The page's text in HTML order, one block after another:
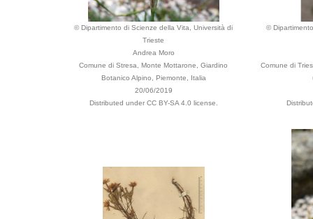
© Dipartimento di Scienze della Vita, Università di
Trieste
Andrea Moro
Comune di Stresa, Monte Mottarone, Giardino
Botanico Alpino, Piemonte, Italia
20/06/2019
Distributed under CC BY-SA 4.0 license.
©
Comune di